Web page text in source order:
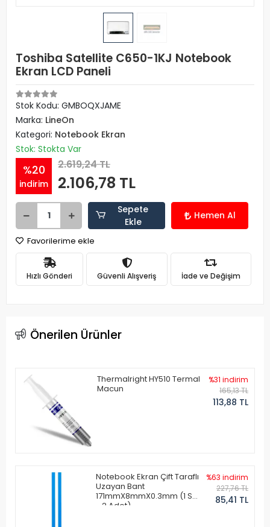
Toshiba Satellite C650-1KJ Notebook
Ekran LCD Paneli
Stok Kodu: GMBOQXJAME
Marka: LineOn
Kategori: Notebook Ekran
Stok: Stokta Var
%20
indirim
2.619,24 TL
2.106,78 TL
Sepete
Ekle
Hemen Al
Favorilerime ekle
Hızlı Gönderi Güvenli Alışveriş İade ve Değişim
Önerilen Ürünler
Thermalright HY510 Termal
Macun
%31 indirim
165,13 TL
113,88 TL
Notebook Ekran Çift Taraflı
Uzayan Bant
171mmX8mmX0.3mm (1 Set
- 2 Adet)
%63 indirim
227,76 TL
85,41 TL